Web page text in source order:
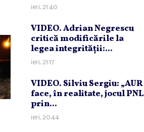
ieri, 21:40
VIDEO. Adrian Negrescu
critică modificările la
legea integrităţii:...
ieri, 21:17
VIDEO. Silviu Sergiu: „AUR
face, în realitate, jocul PNL
prin...
ieri, 20:44